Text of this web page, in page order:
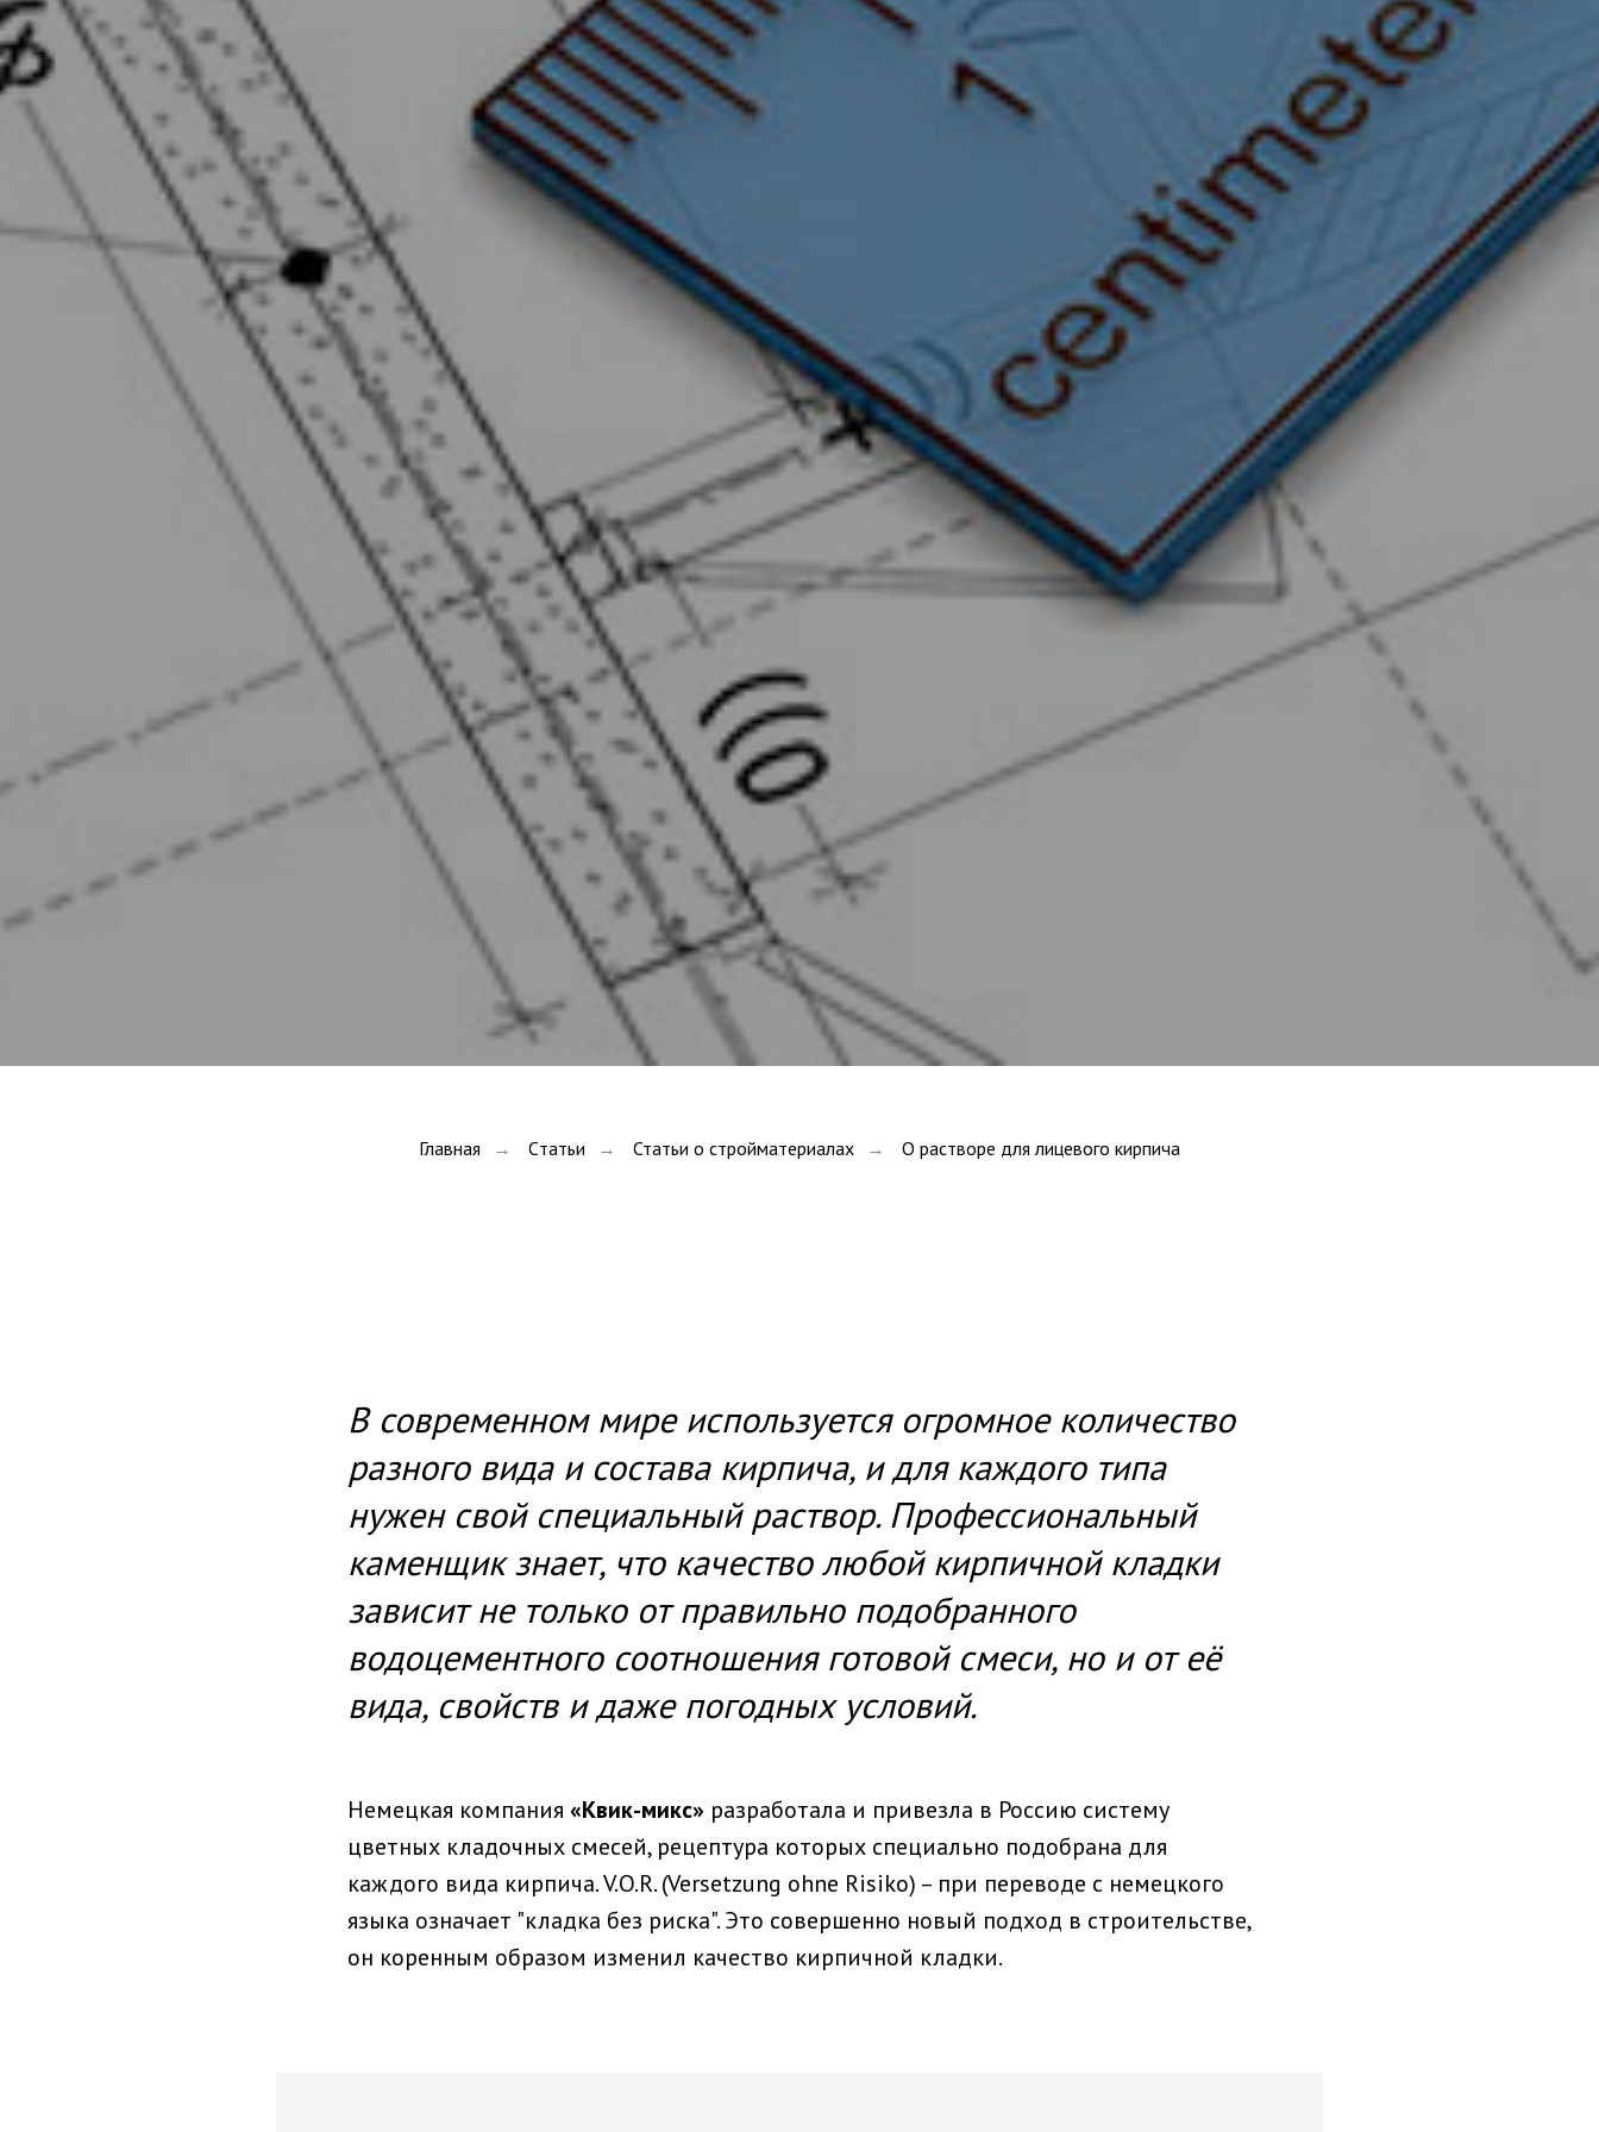
Главная → Cтатьи → Статьи о стройматериалах → О растворе для лицевого кирпича
В современном мире используется огромное количество
разного вида и состава кирпича, и для каждого типа
нужен свой специальный раствор. Профессиональный
каменщик знает, что качество любой кирпичной кладки
зависит не только от правильно подобранного
водоцементного соотношения готовой смеси, но и от её
вида, свойств и даже погодных условий.
Немецкая компания «Квик-микс» разработала и привезла в Россию систему
цветных кладочных смесей, рецептура которых специально подобрана для
каждого вида кирпича. V.O.R. (Versetzung ohne Risiko) – при переводе с немецкого
языка означает "кладка без риска". Это совершенно новый подход в строительстве,
он коренным образом изменил качество кирпичной кладки.